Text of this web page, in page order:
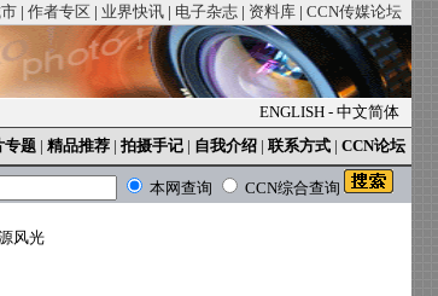
| 作者专区 | 业界快讯 | 电子杂志 | 资料库 | CCN传媒论坛
ENGLISH - 中文简体
专题 | 精品推荐 | 拍摄手记 | 自我介绍 | 联系方式 | CCN论坛
本网查询 CCN综合查询
风光